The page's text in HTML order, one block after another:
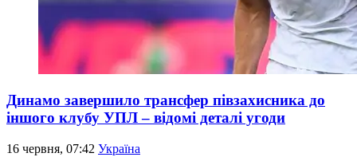
Динамо завершило трансфер півзахисника до
іншого клубу УПЛ – відомі деталі угоди
16 червня, 07:42 Україна